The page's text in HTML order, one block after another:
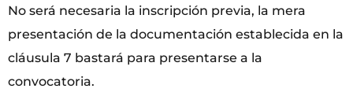
No será necesaria la inscripción previa, la mera
presentación de la documentación establecida en la
cláusula 7 bastará para presentarse a la
convocatoria.